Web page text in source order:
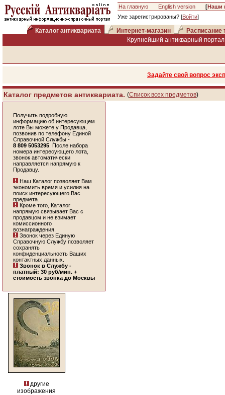
На главную English version [Наши
Уже зарегистрированы? [Войти]
Каталог антиквариата Интернет-магазин
Расписание
Крупнейший антикварный
Задайте свой вопрос
Каталог предметов антиквариата. (Список всех предметов)
Получить подробную
информацию об интересующем
лоте Вы можете у Продавца,
позвонив по телефону Единой
Справочной Службы -
8 809 5053295 . После набора
номера интересующего лота,
звонок автоматически
направляется напрямую к
Продавцу.
Наш Каталог позволяет Вам
экономить время и усилия на
поиск интересующего Вас
предмета.
Кроме того, Каталог
напрямую связывает Вас с
продавцом и не взимает
комиссионного
вознаграждения.
Звонок через Единую
Справочную Службу позволяет
сохранять
конфиденциальность Ваших
контактных данных.
Звонок в Службу -
платный: 30 руб/мин. +
стоимость звонка до Москвы
другие
изображения